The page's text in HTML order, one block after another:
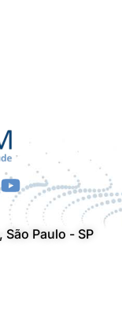
São Paulo - SP